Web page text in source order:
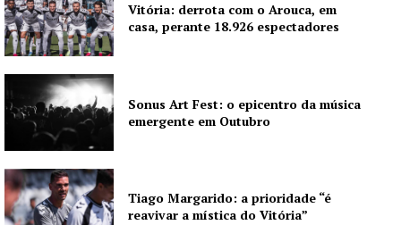
Vitória: derrota com o Arouca, em
casa, perante 18.926 espectadores
Sonus Art Fest: o epicentro da música
emergente em Outubro
Tiago Margarido: a prioridade “é
reavivar a mística do Vitória”